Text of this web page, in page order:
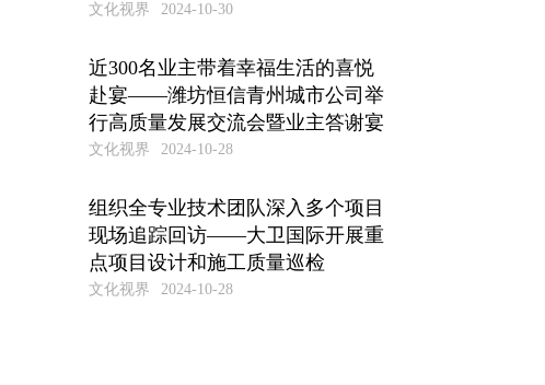
文化视界 2024-10-30
近300名业主带着幸福生活的喜悦
赴宴——潍坊恒信青州城市公司举
行高质量发展交流会暨业主答谢宴
文化视界 2024-10-28
组织全专业技术团队深入多个项目
现场追踪回访——大卫国际开展重
点项目设计和施工质量巡检
文化视界 2024-10-28